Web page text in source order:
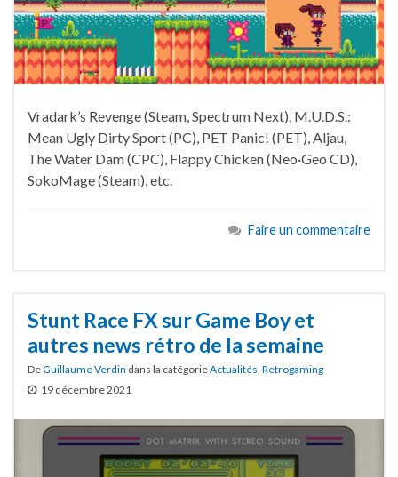
Vradark’s Revenge (Steam, Spectrum Next), M.U.D.S.:
Mean Ugly Dirty Sport (PC), PET Panic! (PET), Aljau,
The Water Dam (CPC), Flappy Chicken (Neo·Geo CD),
SokoMage (Steam), etc.
Faire un commentaire
Stunt Race FX sur Game Boy et
autres news rétro de la semaine
DeGuillaume Verdin dans la catégorieActualités Retrogaming
19 décembre 2021